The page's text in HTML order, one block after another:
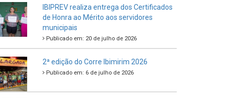
IBIPREV realiza entrega dos Certificados
de Honra ao Mérito aos servidores
municipais
Publicado em: 20 de julho de 2026
2ª edição do Corre Ibimirim 2026
Publicado em: 6 de julho de 2026